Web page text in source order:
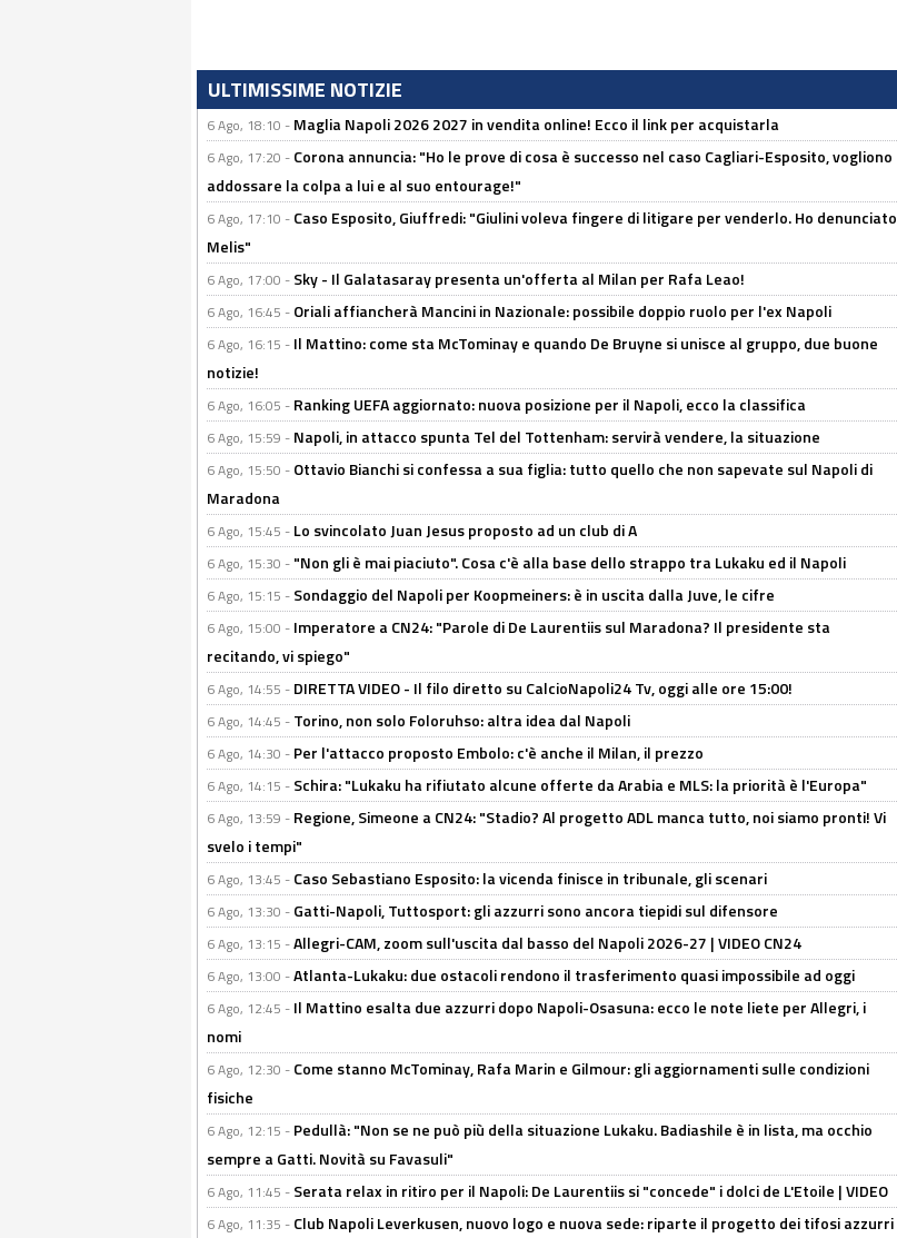
ULTIMISSIME NOTIZIE
6 Ago, 18:10 - Maglia Napoli 2026 2027 in vendita online! Ecco il link per acquistarla
6 Ago, 17:20 - Corona annuncia: "Ho le prove di cosa è successo nel caso Cagliari-Esposito, vogliono
addossare la colpa a lui e al suo entourage!"
6 Ago, 17:10 - Caso Esposito, Giuffredi: "Giulini voleva fingere di litigare per venderlo. Ho denunciato
Melis"
6 Ago, 17:00 - Sky - Il Galatasaray presenta un'offerta al Milan per Rafa Leao!
6 Ago, 16:45 - Oriali affiancherà Mancini in Nazionale: possibile doppio ruolo per l'ex Napoli
6 Ago, 16:15 - Il Mattino: come sta McTominay e quando De Bruyne si unisce al gruppo, due buone
notizie!
6 Ago, 16:05 - Ranking UEFA aggiornato: nuova posizione per il Napoli, ecco la classifica
6 Ago, 15:59 - Napoli, in attacco spunta Tel del Tottenham: servirà vendere, la situazione
6 Ago, 15:50 - Ottavio Bianchi si confessa a sua figlia: tutto quello che non sapevate sul Napoli di
Maradona
6 Ago, 15:45 - Lo svincolato Juan Jesus proposto ad un club di A
6 Ago, 15:30 - "Non gli è mai piaciuto". Cosa c'è alla base dello strappo tra Lukaku ed il Napoli
6 Ago, 15:15 - Sondaggio del Napoli per Koopmeiners: è in uscita dalla Juve, le cifre
6 Ago, 15:00 - Imperatore a CN24: "Parole di De Laurentiis sul Maradona? Il presidente sta
recitando, vi spiego"
6 Ago, 14:55 - DIRETTA VIDEO - Il filo diretto su CalcioNapoli24 Tv, oggi alle ore 15:00!
6 Ago, 14:45 - Torino, non solo Foloruhso: altra idea dal Napoli
6 Ago, 14:30 - Per l'attacco proposto Embolo: c'è anche il Milan, il prezzo
6 Ago, 14:15 - Schira: "Lukaku ha rifiutato alcune offerte da Arabia e MLS: la priorità è l'Europa"
6 Ago, 13:59 - Regione, Simeone a CN24: "Stadio? Al progetto ADL manca tutto, noi siamo pronti! Vi
svelo i tempi"
6 Ago, 13:45 - Caso Sebastiano Esposito: la vicenda finisce in tribunale, gli scenari
6 Ago, 13:30 - Gatti-Napoli, Tuttosport: gli azzurri sono ancora tiepidi sul difensore
6 Ago, 13:15 -Allegri-CAM, zoom sull'uscita dal basso del Napoli 2026-27 | VIDEO CN24
6 Ago, 13:00 -Atlanta-Lukaku: due ostacoli rendono il trasferimento quasi impossibile ad oggi
6 Ago, 12:45 - Il Mattino esalta due azzurri dopo Napoli-Osasuna: ecco le note liete per Allegri, i
nomi
6 Ago, 12:30 - Come stanno McTominay, Rafa Marin e Gilmour: gli aggiornamenti sulle condizioni
fisiche
6 Ago, 12:15 - Pedullà: "Non se ne può più della situazione Lukaku. Badiashile è in lista, ma occhio
sempre a Gatti. Novità su Favasuli"
6 Ago, 11:45 - Serata relax in ritiro per il Napoli: De Laurentiis si "concede" i dolci de L'Etoile | VIDEO
6 Ago, 11:35 - Club Napoli Leverkusen, nuovo logo e nuova sede: riparte il progetto dei tifosi azzurri